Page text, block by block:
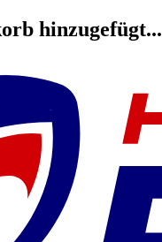
hinzugefügt...